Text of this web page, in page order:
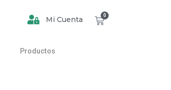
Mi Cuenta 0
Productos